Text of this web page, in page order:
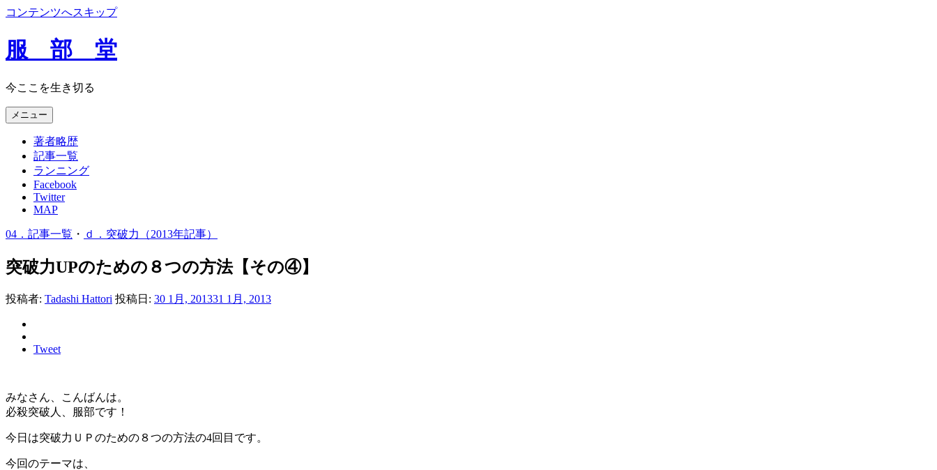
コンテンツへスキップ
服 部 堂
今ここを生き切る
メニュー
著者略歴
記事一覧
ランニング
Facebook
Twitter
MAP
04．記事一覧 ・ ｄ．突破力（2013年記事）
突破力UPのための８つの方法【その④】
投稿者: Tadashi Hattori 投稿日: 30 1月, 201331 1月, 2013
Tweet
みなさん、こんばんは。
必殺突破人、服部です！
今日は突破力ＵＰのための８つの方法の4回目です。
今回のテーマは、